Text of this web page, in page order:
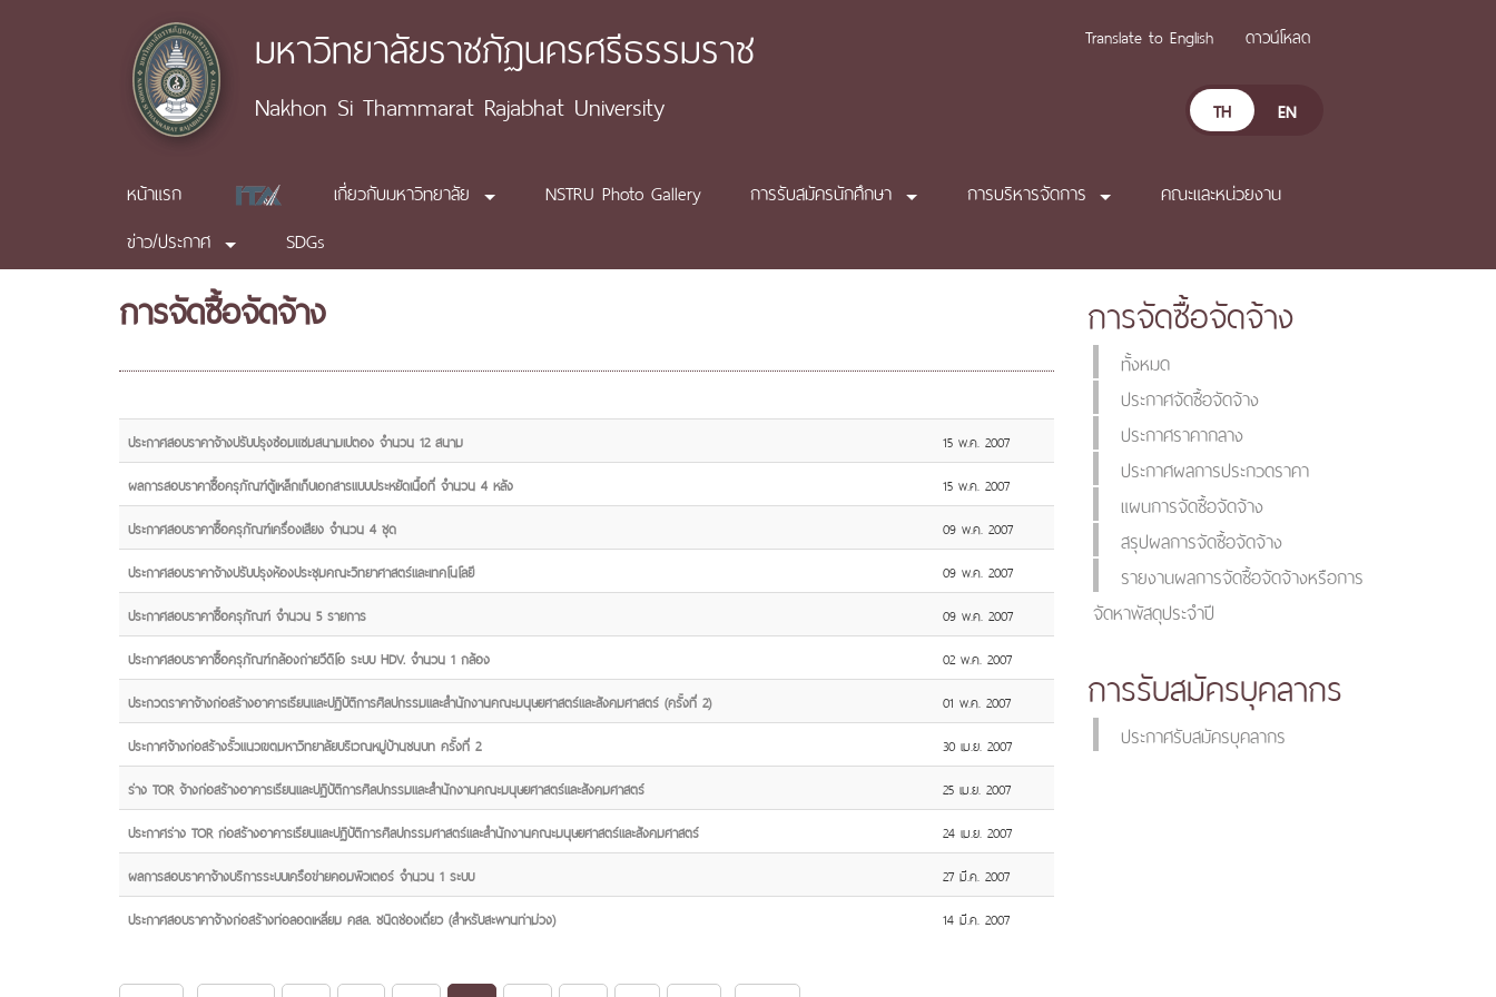
มหาวิทยาลัยราชภัฏนครศรีธรรมราช
Nakhon Si Thammarat Rajabhat University
Translate to English ดาวน์โหลด
TH EN
หน้าแรก เกี่ยวกับมหาวิทยาลัย NSTRU Photo Gallery การรับสมัครนักศึกษา การบริหารจัดการ
คณะและหน่วยงาน
ข่าว/ประกาศ
SDGs
การจัดซื้อจัดจ้าง
ประกาศสอบราคาจ้างปรับปรุงซ่อมแซมสนามเปตอง จำนวน 12 สนาม
15 พ.ค. 2007
ผลการสอบราคาซื้อครุภัณฑ์ตู้เหล็กเก็บเอกสารแบบประหยัดเนื้อที่ จำนวน 4 หลัง
15 พ.ค. 2007
ประกาศสอบราคาซื้อครุภัณฑ์เครื่องเสียง จำนวน 4 ชุด
09 พ.ค. 2007
ประกาศสอบราคาจ้างปรับปรุงห้องประชุมคณะวิทยาศาสตร์และเทคโนโลยี
09 พ.ค. 2007
ประกาศสอบราคาซื้อครุภัณฑ์ จำนวน 5 รายการ
09 พ.ค. 2007
ประกาศสอบราคาซื้อครุภัณฑ์กล้องถ่ายวีดิโอ ระบบ HDV. จำนวน 1 กล้อง
02 พ.ค. 2007
ประกวดราคาจ้างก่อสร้างอาคารเรียนและปฏิบัติการศิลปกรรมและสำนักงานคณะมนุษยศาสตร์และสังคมศาสตร์ (ครั้งที่ 2)
01 พ.ค. 2007
ประกาศจ้างก่อสร้างรั้วแนวเขตมหาวิทยาลัยบริเวณหมู่บ้านชนบท ครั้งที่ 2
30 เม.ย. 2007
ร่าง TOR จ้างก่อสร้างอาคารเรียนและปฏิบัติการศิลปกรรมและสำนักงานคณะมนุษยศาสตร์และสังคมศาสตร์
25 เม.ย. 2007
ประกาศร่าง TOR ก่อสร้างอาคารเรียนและปฏิบัติการศิลปกรรมศาสตร์และสำนักงานคณะมนุษยศาสตร์และสังคมศาสตร์
24 เม.ย. 2007
ผลการสอบราคาจ้างบริการระบบเครือข่ายคอมพิวเตอร์ จำนวน 1 ระบบ
27 มี.ค. 2007
ประกาศสอบราคาจ้างก่อสร้างท่อลอดเหลี่ยม คสล. ชนิดช่องเดี่ยว (สำหรับสะพานท่าม่วง)
14 มี.ค. 2007
การจัดซื้อจัดจ้าง
ทั้งหมด
ประกาศจัดซื้อจัดจ้าง
ประกาศราคากลาง
ประกาศผลการประกวดราคา
แผนการจัดซื้อจัดจ้าง
สรุปผลการจัดซื้อจัดจ้าง
รายงานผลการจัดซื้อจัดจ้างหรือการ
จัดหาพัสดุประจำปี
การรับสมัครบุคลากร
ประกาศรับสมัครบุคลากร